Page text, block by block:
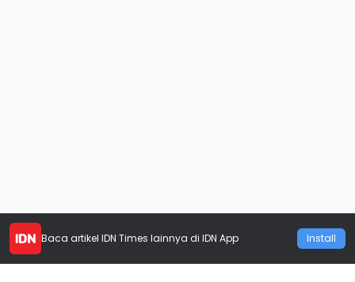
Baca artikel IDN Times lainnya di IDN App Install